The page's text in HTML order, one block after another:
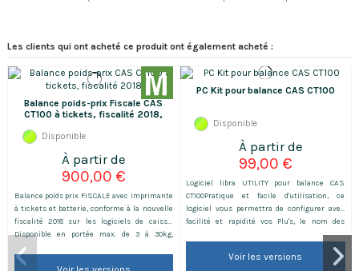
Les clients qui ont acheté ce produit ont également acheté :
Balance poids-prix Fiscale CAS
CT100 à tickets, fiscalité 2018,
Disponible
900,00 €
Balance poids prix FISCALE avec imprimante
à tickets et batterie, conforme à la nouvelle
fiscalité 2018 sur les logiciels de caisse.
Disponible en portée max. de 3 à 30kg,
précision de 1 à 10 g, plateau 320x240 mm.
Livrée avec vignette verte et carnet de
PC Kit pour balance CAS CT100
Disponible
99,00 €
Logiciel libra UTILITY pour balance CAS
CT100Pratique et facile d'utilisation, ce
logiciel vous permettra de configurer avec
facilité et rapidité vos Plu's, le nom des
vendeurs, la TVA, les groupes de famille, votre
ticket ... Le plus :Possibilité de récupérer ou
de transférer les données. Inclus :CD
Voir les versions